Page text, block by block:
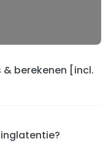
& berekenen [incl.